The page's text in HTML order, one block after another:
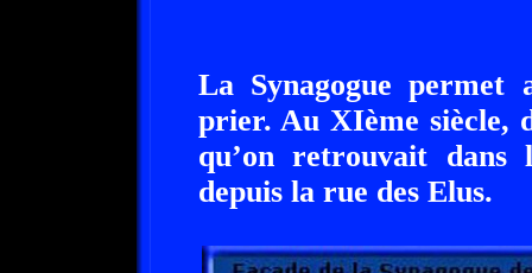
La Synagogue
prier. Au XIème siècle,
qu’on retrouvait
depuis la rue des Elus.